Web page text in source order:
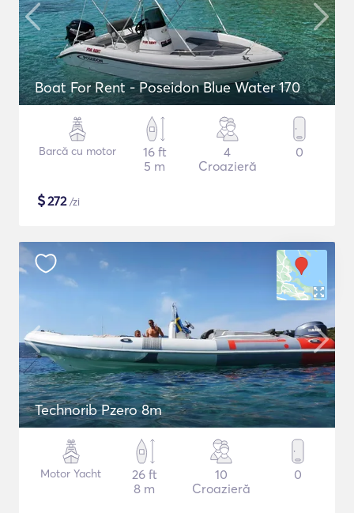
Boat For Rent - Poseidon Blue Water 170
Barcă cu motor
16 ft
5 m
4
Croazieră
0
$272/zi
Technorib Pzero 8m
Motor Yacht
26 ft
8 m
10
Croazieră
0